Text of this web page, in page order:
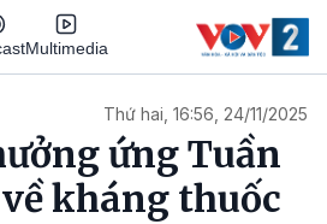
Multimedia
Thứ hai, 16:56, 24/11/2025
ứng Tuần
kháng thuốc